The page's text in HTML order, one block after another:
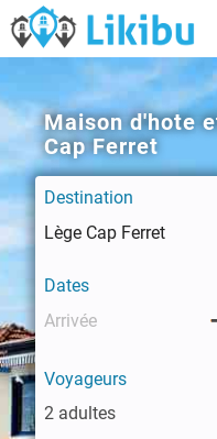
Maison d'hote
Cap Ferret
Destination
Dates
Voyageurs
2 adultes